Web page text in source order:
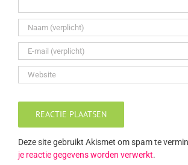
Deze site gebruikt Akismet om spam te
je reactie gegevens worden verwerkt.